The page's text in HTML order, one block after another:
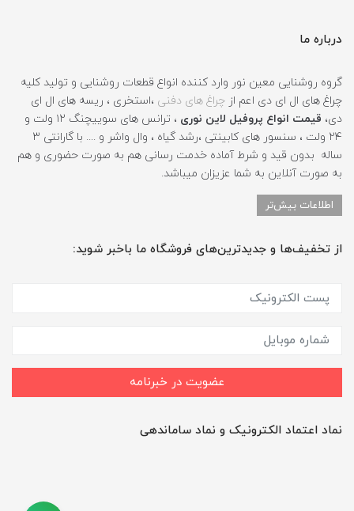
درباره ما
گروه روشنایی معین نور وارد کننده انواع قطعات روشنایی و تولید کلیه
چراغ های ال ای دی اعم از چراغ های دفنی ،استخری ، ریسه های ال ای
دی، قیمت انواع پروفیل لاین نوری
، ترانس های سوییچنگ ۱۲ ولت و
۲۴ ولت ، سنسور های کابینتی ،رشد گیاه ، وال واشر و .... با گارانتی ۳
ساله بدون قید و شرط آماده خدمت رسانی هم به صورت حضوری و هم
به صورت آنلاین به شما عزیزان میباشد.
اطلاعات بیش‌تر
از تخفیف‌ها و جدیدترین‌های فروشگاه ما باخبر شوید:
عضویت در خبرنامه
نماد اعتماد الکترونیک و نماد ساماندهی